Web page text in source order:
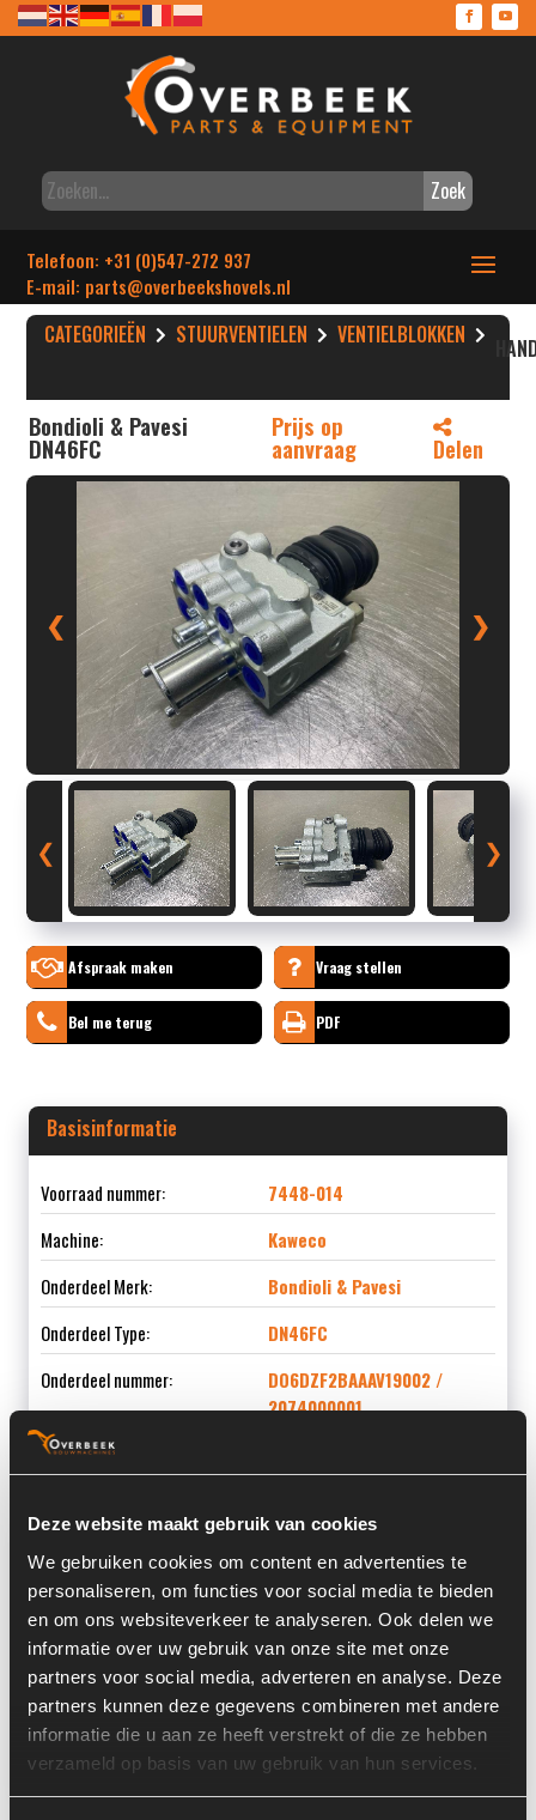
Deze website maakt gebruik van cookies
We gebruiken cookies om content en advertenties te
personaliseren, om functies voor social media te bieden
en om ons websiteverkeer te analyseren. Ook delen we
informatie over uw gebruik van onze site met onze
partners voor social media, adverteren en analyse. Deze
partners kunnen deze gegevens combineren met andere
informatie die u aan ze heeft verstrekt of die ze hebben
verzameld op basis van uw gebruik van hun services.
Zoek
Telefoon: +31 (0)547-272 937
E-mail: parts@overbeekshovels.nl
CATEGORIEËN STUURVENTIELEN VENTIELBLOKKEN
Bondioli & Pavesi
DN46FC
Prijs op
aanvraag Delen
❮ ❯
❮ ❯
Afspraak maken Vraag stellen
Bel me terug PDF
Basisinformatie
Voorraad nummer:
7448-014
Machine:
Kaweco
Onderdeel Merk:
Bondioli & Pavesi
Onderdeel Type:
DN46FC
Onderdeel nummer:
DO6DZF2BAAAV19002 /
2074000001
Informatie
Locatie:
4C9I
Serienummer:
3955041/9
Past op de volgende machines:
Kaweco
Land:
Nederland